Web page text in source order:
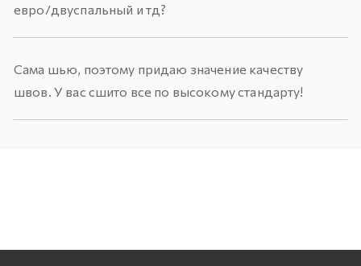
евро/двуспальный и тд?
Сама шью, поэтому придаю значение качеству
швов. У вас сшито все по высокому стандарту!